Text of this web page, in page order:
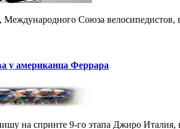
Международного Союза
у американца Феррара
на спринте 9-го этапа Джиро